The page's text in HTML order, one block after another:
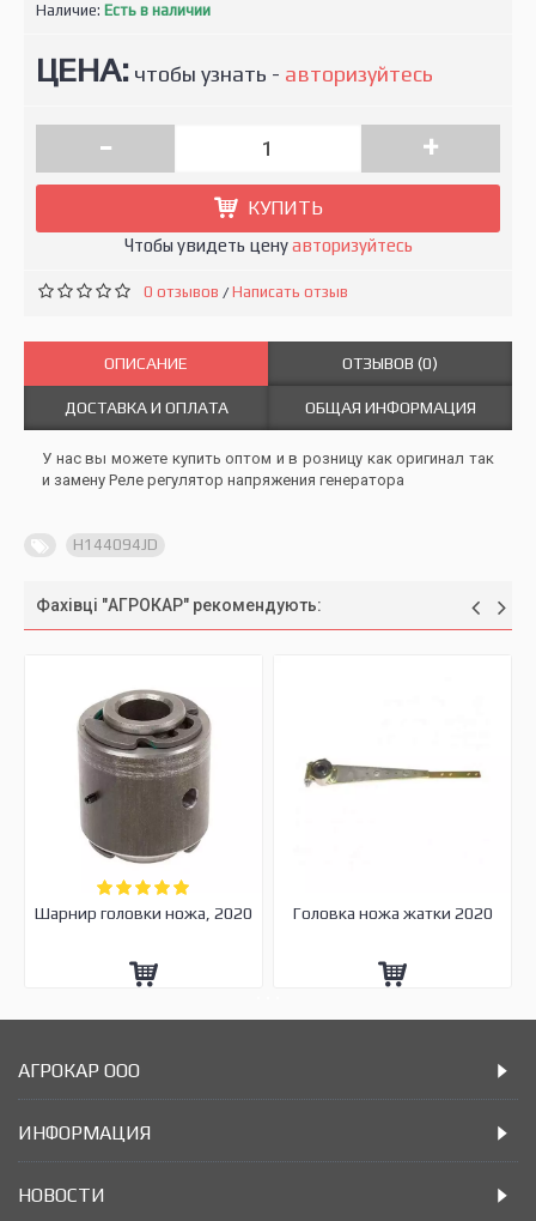
Наличие: Есть в наличии
ЦЕНА: чтобы узнать - авторизуйтесь
- +
КУПИТЬ
Чтобы увидеть ценуавторизуйтесь
0 отзывов /Написать отзыв
ОПИСАНИЕ ОТЗЫВОВ (0)
ДОСТАВКА И ОПЛАТА ОБЩАЯ ИНФОРМАЦИЯ
У нас вы можете купить оптом и в розницу как оригинал так
и замену Реле регулятор напряжения генератора
H144094JD
Фахівці "АГРОКАР" рекомендують:
Шарнир головки ножа, 2020 Головка ножа жатки 2020
АГРОКАР ООО
ИНФОРМАЦИЯ
НОВОСТИ